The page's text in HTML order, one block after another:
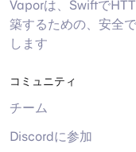
Vaporは、Swiftで
築するための、安全
します
コミュニティ
チーム
Discordに参加